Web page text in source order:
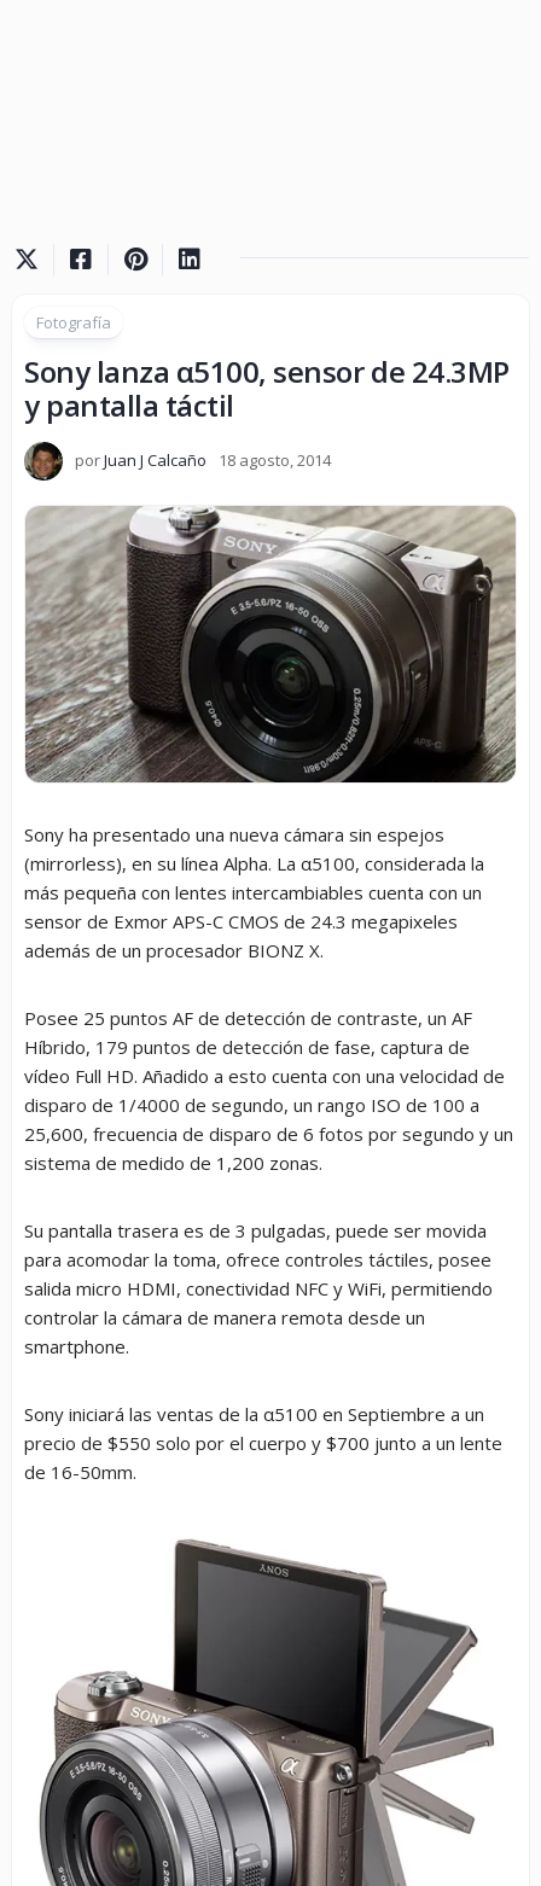
Fotografía
Sony lanza α5100, sensor de 24.3MP
y pantalla táctil
porJuan J Calcaño 18 agosto, 2014
Sony ha presentado una nueva cámara sin espejos
(mirrorless), en su línea Alpha. La α5100, considerada la
más pequeña con lentes intercambiables cuenta con un
sensor de Exmor APS-C CMOS de 24.3 megapixeles
además de un procesador BIONZ X.
Posee 25 puntos AF de detección de contraste, un AF
Híbrido, 179 puntos de detección de fase, captura de
vídeo Full HD. Añadido a esto cuenta con una velocidad de
disparo de 1/4000 de segundo, un rango ISO de 100 a
25,600, frecuencia de disparo de 6 fotos por segundo y un
sistema de medido de 1,200 zonas.
Su pantalla trasera es de 3 pulgadas, puede ser movida
para acomodar la toma, ofrece controles táctiles, posee
salida micro HDMI, conectividad NFC y WiFi, permitiendo
controlar la cámara de manera remota desde un
smartphone.
Sony iniciará las ventas de la α5100 en Septiembre a un
precio de $550 solo por el cuerpo y $700 junto a un lente
de 16-50mm.